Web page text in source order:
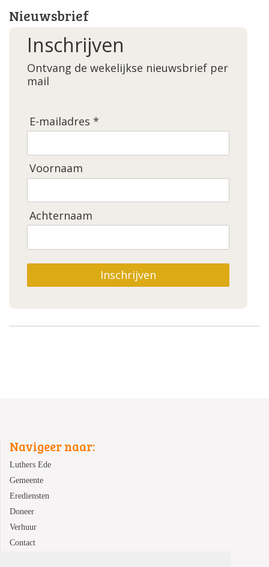
Nieuwsbrief
Inschrijven
Ontvang de wekelijkse nieuwsbrief per
mail
E-mailadres *
Voornaam
Achternaam
Inschrijven
Navigeer naar:
Luthers Ede
Gemeente
Erediensten
Doneer
Verhuur
Contact